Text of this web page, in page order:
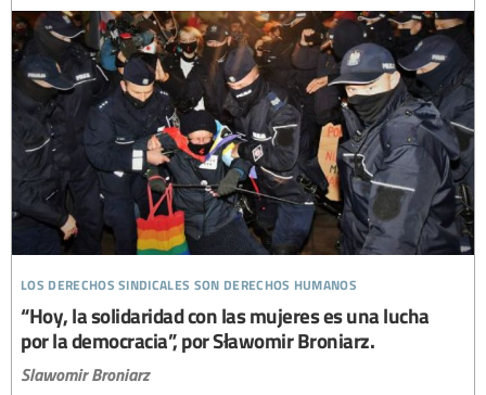
los derechos sindicales son derechos humanos
“Hoy, la solidaridad con las mujeres es una lucha
por la democracia”, por Sławomir Broniarz.
Slawomir Broniarz